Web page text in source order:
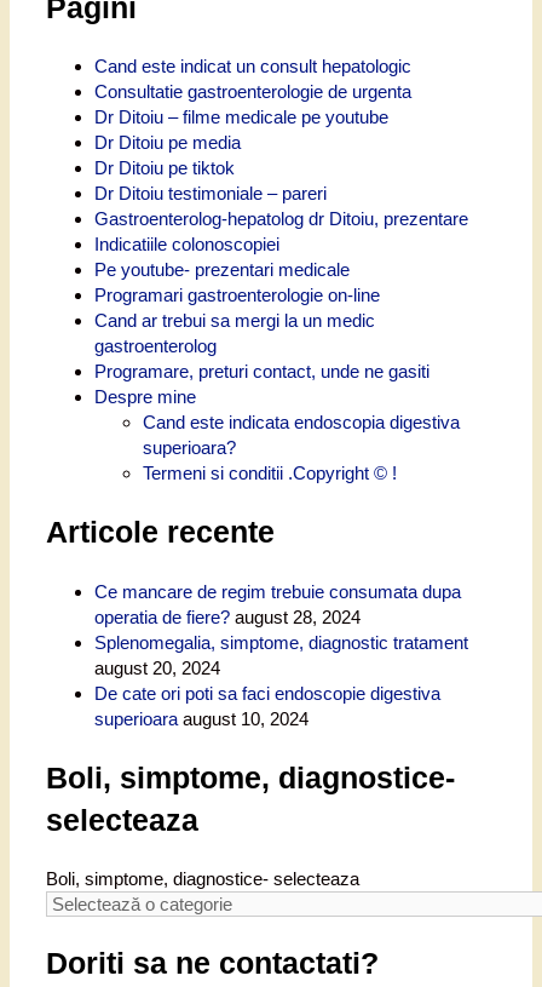
Cand este indicat un consult hepatologic
Consultatie gastroenterologie de urgenta
Dr Ditoiu – filme medicale pe youtube
Dr Ditoiu pe media
Dr Ditoiu pe tiktok
Dr Ditoiu testimoniale – pareri
Gastroenterolog-hepatolog dr Ditoiu, prezentare
Indicatiile colonoscopiei
Pe youtube- prezentari medicale
Programari gastroenterologie on-line
Cand ar trebui sa mergi la un medic
gastroenterolog
Programare, preturi contact, unde ne gasiti
Despre mine
Cand este indicata endoscopia digestiva
superioara?
Termeni si conditii .Copyright © !
Articole recente
Ce mancare de regim trebuie consumata dupa
operatia de fiere? august 28, 2024
Splenomegalia, simptome, diagnostic tratament
august 20, 2024
De cate ori poti sa faci endoscopie digestiva
superioara august 10, 2024
Boli, simptome, diagnostice-
selecteaza
Boli, simptome, diagnostice- selecteaza
Doriti sa ne contactati?